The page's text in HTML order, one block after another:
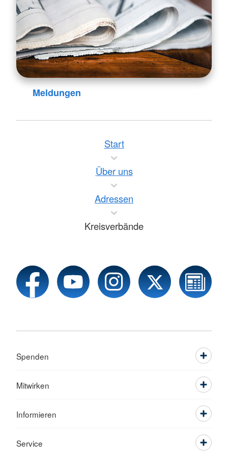
Meldungen
Start
Über uns
Adressen
Kreisverbände
Spenden
Mitwirken
Informieren
Service